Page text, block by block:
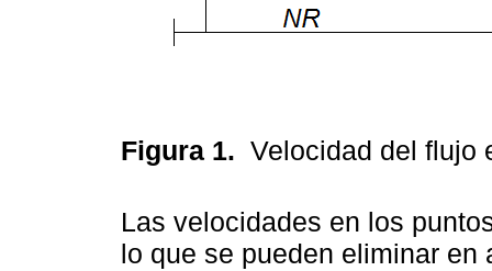
Figura 1. Velocidad del flujo
Las velocidades en los
lo que se pueden eliminar